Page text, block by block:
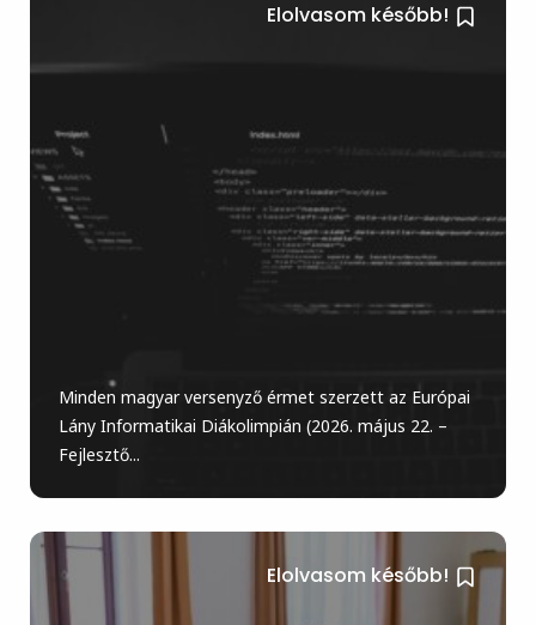
Elolvasom később!
Minden magyar versenyző érmet szerzett az Európai
Lány Informatikai Diákolimpián (2026. május 22. –
Fejlesztő...
Elolvasom később!